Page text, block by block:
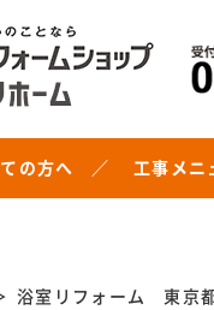
の方へ 工事メニ
浴室リフォーム 東京